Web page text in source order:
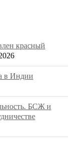
красный
в Индии
БСЖ и